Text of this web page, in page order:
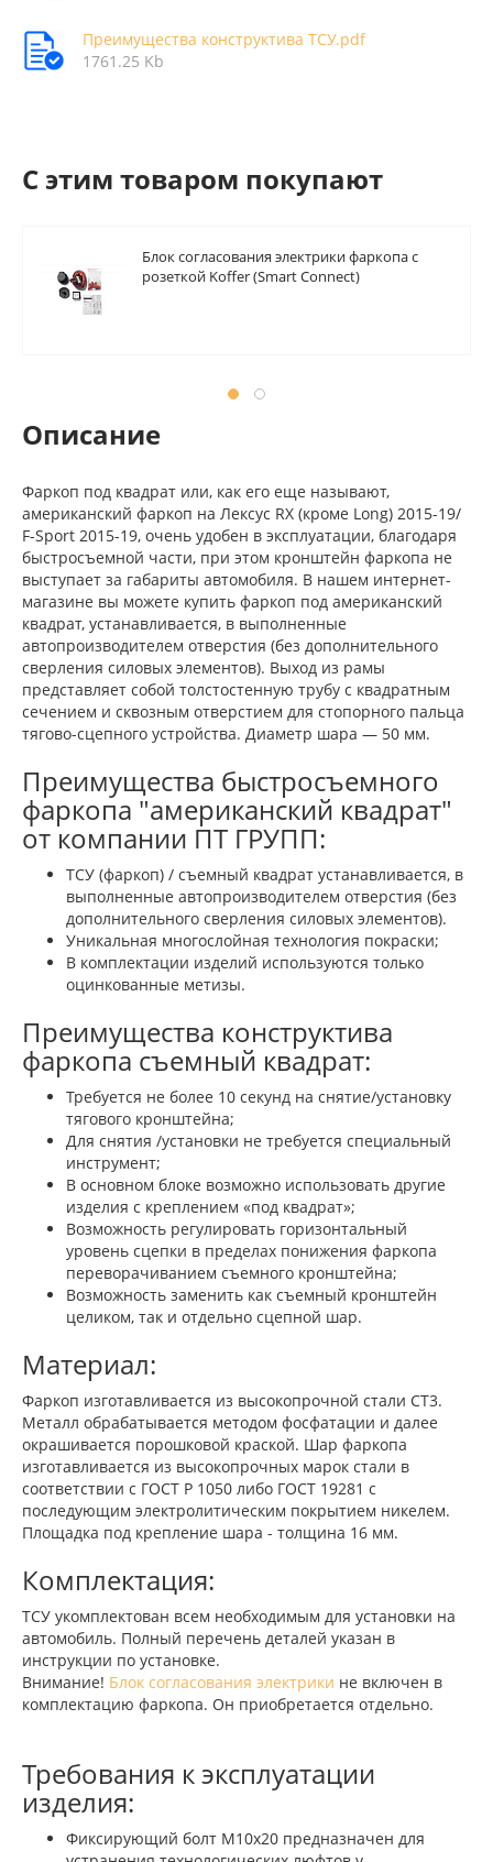
Преимущества конструктива ТСУ.pdf
1761.25 Kb
C этим товаром покупают
Блок согласования электрики фаркопа с
розеткой Koffer (Smart Connect)
Описание
Фаркоп под квадрат или, как его еще называют,
американский фаркоп на Лексус RX (кроме Long) 2015-19/
F-Sport 2015-19, очень удобен в эксплуатации, благодаря
быстросъемной части, при этом кронштейн фаркопа не
выступает за габариты автомобиля. В нашем интернет-
магазине вы можете купить фаркоп под американский
квадрат, устанавливается, в выполненные
автопроизводителем отверстия (без дополнительного
сверления силовых элементов). Выход из рамы
представляет собой толстостенную трубу с квадратным
сечением и сквозным отверстием для стопорного пальца
тягово-сцепного устройства. Диаметр шара — 50 мм.
Преимущества быстросъемного
фаркопа "американский квадрат"
от компании ПТ ГРУПП:
ТСУ (фаркоп) / съемный квадрат устанавливается, в
выполненные автопроизводителем отверстия (без
дополнительного сверления силовых элементов).
Уникальная многослойная технология покраски;
В комплектации изделий используются только
оцинкованные метизы.
Преимущества конструктива
фаркопа съемный квадрат:
Требуется не более 10 секунд на снятие/установку
тягового кронштейна;
Для снятия /установки не требуется специальный
инструмент;
В основном блоке возможно использовать другие
изделия с креплением «под квадрат»;
Возможность регулировать горизонтальный
уровень сцепки в пределах понижения фаркопа
переворачиванием съемного кронштейна;
Возможность заменить как съемный кронштейн
целиком, так и отдельно сцепной шар.
Материал:
Фаркоп изготавливается из высокопрочной стали СТ3.
Металл обрабатывается методом фосфатации и далее
окрашивается порошковой краской. Шар фаркопа
изготавливается из высокопрочных марок стали в
соответствии с ГОСТ Р 1050 либо ГОСТ 19281 с
последующим электролитическим покрытием никелем.
Площадка под крепление шара - толщина 16 мм.
Комплектация:
ТСУ укомплектован всем необходимым для установки на
автомобиль. Полный перечень деталей указан в
инструкции по установке.
Внимание! Блок согласования электрики не включен в
комплектацию фаркопа. Он приобретается отдельно.
Требования к эксплуатации
изделия:
Фиксирующий болт М10х20 предназначен для